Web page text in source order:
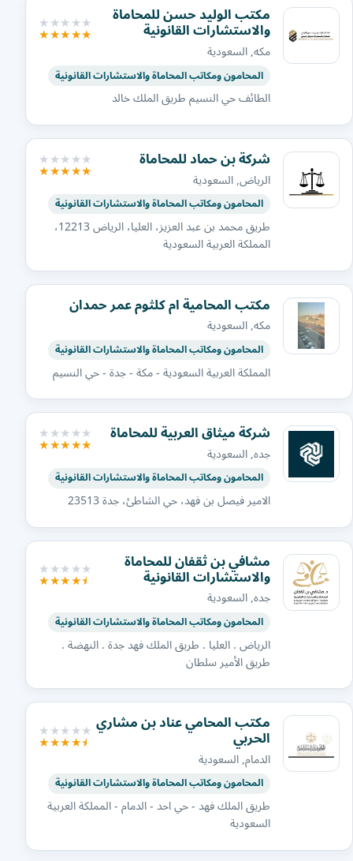
مكتب الوليد حسن للمحاماة
والاستشارات القانونية
مكه, السعودية
المحامون ومكاتب المحاماة والاستشارات القانونية
الطائف حي النسيم طريق الملك خالد
شركة بن حماد للمحاماة
الرياض, السعودية
المحامون ومكاتب المحاماة والاستشارات القانونية
طريق محمد بن عبد العزيز، العليا، الرياض 12213،
المملكة العربية السعودية
مكتب المحامية ام كلثوم عمر حمدان
مكه, السعودية
المحامون ومكاتب المحاماة والاستشارات القانونية
المملكة العربية السعودية - مكة - جدة - حي النسيم
شركة ميثاق العربية للمحاماة
جده, السعودية
المحامون ومكاتب المحاماة والاستشارات القانونية
الامير فيصل بن فهد، حي الشاطئ، جدة 23513
مشافي بن ثقفان للمحاماة
والاستشارات القانونية
جده, السعودية
المحامون ومكاتب المحاماة والاستشارات القانونية
الرياض . العليا . طريق الملك فهد جدة . النهضة .
طريق الأمير سلطان
مكتب المحامي عناد بن مشاري
الحربي
الدمام, السعودية
المحامون ومكاتب المحاماة والاستشارات القانونية
طريق الملك فهد - حي احد - الدمام - المملكة العربية
السعودية